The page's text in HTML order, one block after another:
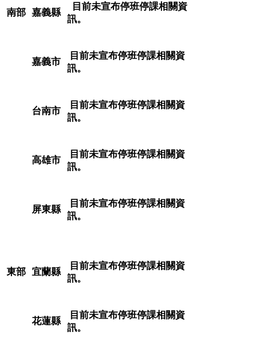
南部 嘉義縣
目前未宣布停班停課相關資
訊。
嘉義市
目前未宣布停班停課相關資
訊。
台南市
目前未宣布停班停課相關資
訊。
高雄市
目前未宣布停班停課相關資
訊。
屏東縣
目前未宣布停班停課相關資
訊。
東部 宜蘭縣
目前未宣布停班停課相關資
訊。
花蓮縣
目前未宣布停班停課相關資
訊。